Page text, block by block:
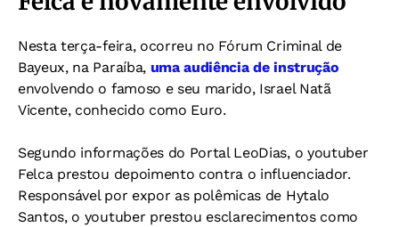
Nesta terça-feira, ocorreu no Fórum Criminal de
Bayeux, na Paraíba, uma audiência de instrução
envolvendo o famoso e seu marido, Israel Natã
Vicente, conhecido como Euro.
Segundo informações do Portal LeoDias, o youtuber
Felca prestou depoimento contra o influenciador.
Responsável por expor as polêmicas de Hytalo
Santos, o youtuber prestou esclarecimentos como